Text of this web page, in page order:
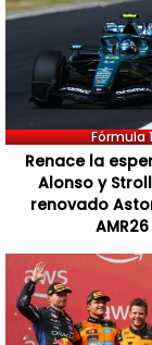
Fórmula 1
Renace la
Alonso y
renovado
AMR26